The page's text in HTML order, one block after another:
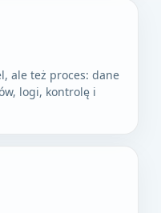
ale też proces: dane
logi, kontrolę i